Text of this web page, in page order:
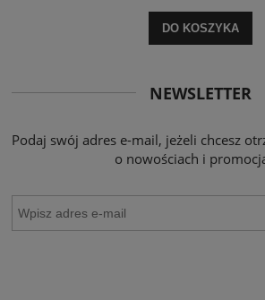
DO KOSZYKA
NEWSLETTER
Podaj swój adres e-mail, jeżeli chcesz
o nowościach i